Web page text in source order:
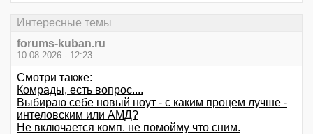
Интересные темы
forums-kuban.ru
10.08.2026 - 12:23
Смотри также:
Комрады, есть вопрос....
Выбираю себе новый ноут - с каким процем лучше -
интеловским или АМД?
Не включается комп. не помойму что сним.